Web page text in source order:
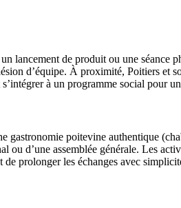
de produit ou une séance
d’équipe. À proximité, Poitiers et
à un programme social pour
gastronomie poitevine authentique
ou d’une assemblée générale. Les
prolonger les échanges avec